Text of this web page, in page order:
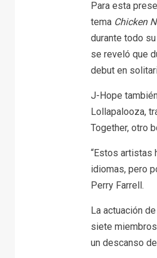
Para esta
tema Chicken
durante todo
se reveló que
debut en
J-Hope
Lollapalooza,
Together, otro
“Estos artistas
idiomas, pero
Perry Farrell.
La actuación
siete
un descanso